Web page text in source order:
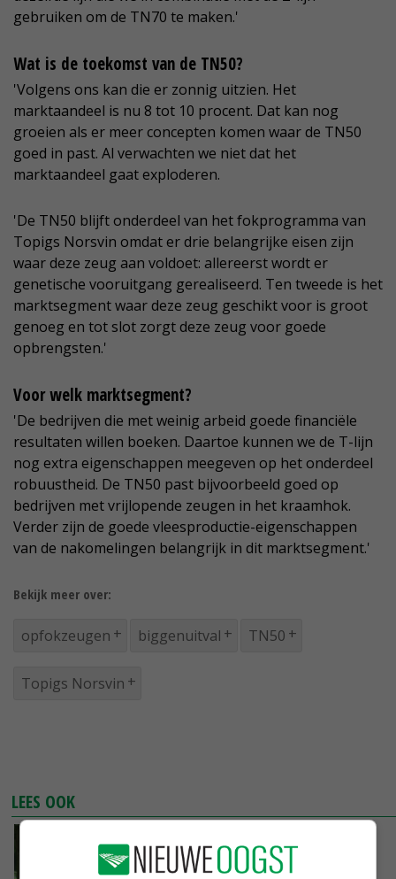
gebruiken om de TN70 te maken.'
Wat is de toekomst van de TN50?
'Volgens ons kan die er zonnig uitzien. Het
marktaandeel is nu 8 tot 10 procent. Dat kan nog
groeien als er meer concepten komen waar de TN50
goed in past. Al verwachten we niet dat het
marktaandeel gaat exploderen.
'De TN50 blijft onderdeel van het fokprogramma van
Topigs Norsvin omdat er drie belangrijke eisen zijn
waar deze zeug aan voldoet: allereerst wordt er
genetische vooruitgang gerealiseerd. Ten tweede is het
marktsegment waar deze zeug geschikt voor is groot
genoeg en tot slot zorgt deze zeug voor goede
opbrengsten.'
Voor welk marktsegment?
'De bedrijven die met weinig arbeid goede financiële
resultaten willen boeken. Daartoe kunnen we de T-lijn
nog extra eigenschappen meegeven op het onderdeel
robuustheid. De TN50 past bijvoorbeeld goed op
bedrijven met vrijlopende zeugen in het kraamhok.
Verder zijn de goede vleesproductie-eigenschappen
van de nakomelingen belangrijk in dit marktsegment.'
Bekijk meer over:
opfokzeugen biggenuitval TN50
Topigs Norsvin
LEES OOK
'Vaak wegen waardevol hulpmiddel bij opfok
van zeugen'
26-09-2016